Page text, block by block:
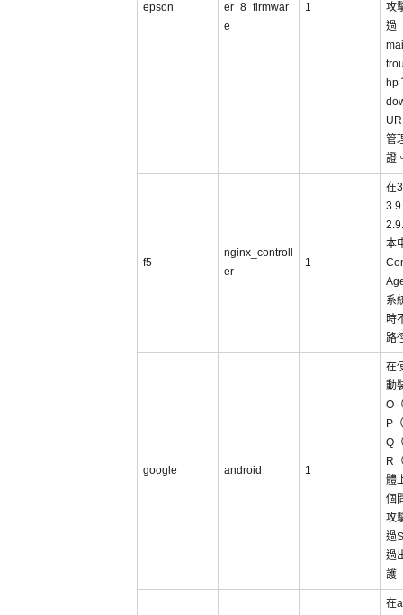
epson
er_8_firmwar
e
1
攻
過
hp
管
證
f5
nginx_controll
er
1
在
本
系
時
路
google android 1
在
動
O
P
Q
R
體
個
攻
過
過
護
在